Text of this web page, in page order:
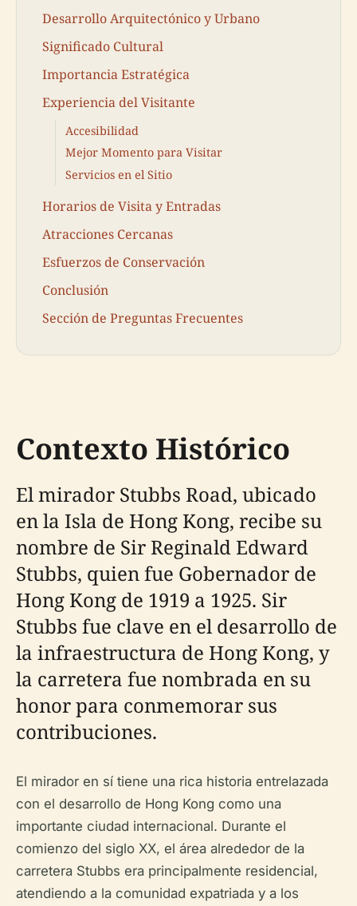
Desarrollo Arquitectónico y Urbano
Significado Cultural
Importancia Estratégica
Experiencia del Visitante
Accesibilidad
Mejor Momento para Visitar
Servicios en el Sitio
Horarios de Visita y Entradas
Atracciones Cercanas
Esfuerzos de Conservación
Conclusión
Sección de Preguntas Frecuentes
Contexto Histórico
El mirador Stubbs Road, ubicado
en la Isla de Hong Kong, recibe su
nombre de Sir Reginald Edward
Stubbs, quien fue Gobernador de
Hong Kong de 1919 a 1925. Sir
Stubbs fue clave en el desarrollo de
la infraestructura de Hong Kong, y
la carretera fue nombrada en su
honor para conmemorar sus
contribuciones.
El mirador en sí tiene una rica historia entrelazada
con el desarrollo de Hong Kong como una
importante ciudad internacional. Durante el
comienzo del siglo XX, el área alrededor de la
carretera Stubbs era principalmente residencial,
atendiendo a la comunidad expatriada y a los